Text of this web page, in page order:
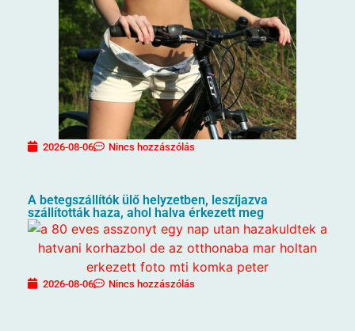
2026-08-06 Nincs hozzászólás
A betegszállítók ülő helyzetben, leszíjazva
szállították haza, ahol halva érkezett meg
2026-08-06 Nincs hozzászólás